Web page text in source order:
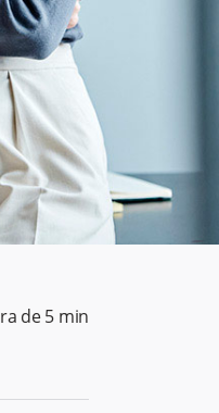
de5 min